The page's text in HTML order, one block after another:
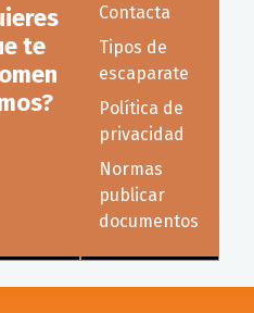
te
Contacta
Tipos de
escaparate
Política de
privacidad
Normas
publicar
documentos